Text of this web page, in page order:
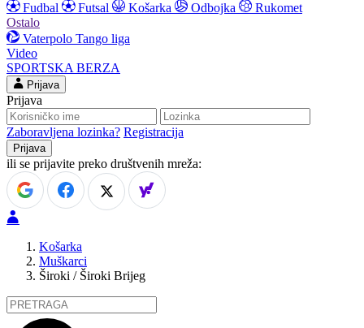
Fudbal
Futsal Košarka Odbojka
Rukomet
Ostalo
Vaterpolo Tango liga
Video
SPORTSKA BERZA
Prijava
Prijava
Zaboravljena lozinka? Registracija
ili se prijavite preko društvenih mreža:
Košarka
Muškarci
Široki / Široki Brijeg